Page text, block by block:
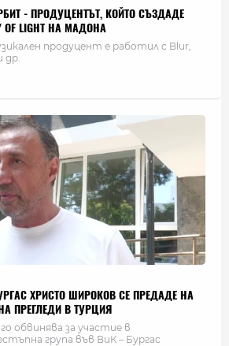
- ПРОДУЦЕНТЪТ, КОЙТО СЪЗДАДЕ
LIGHT НА МАДОНА
продуцент е работил с Blur,
др.
ХРИСТО ШИРОКОВ СЕ ПРЕДАДЕ НА
ПРЕГЛЕДИ В ТУРЦИЯ
обвинява за участие в
група във ВиК – Бургас